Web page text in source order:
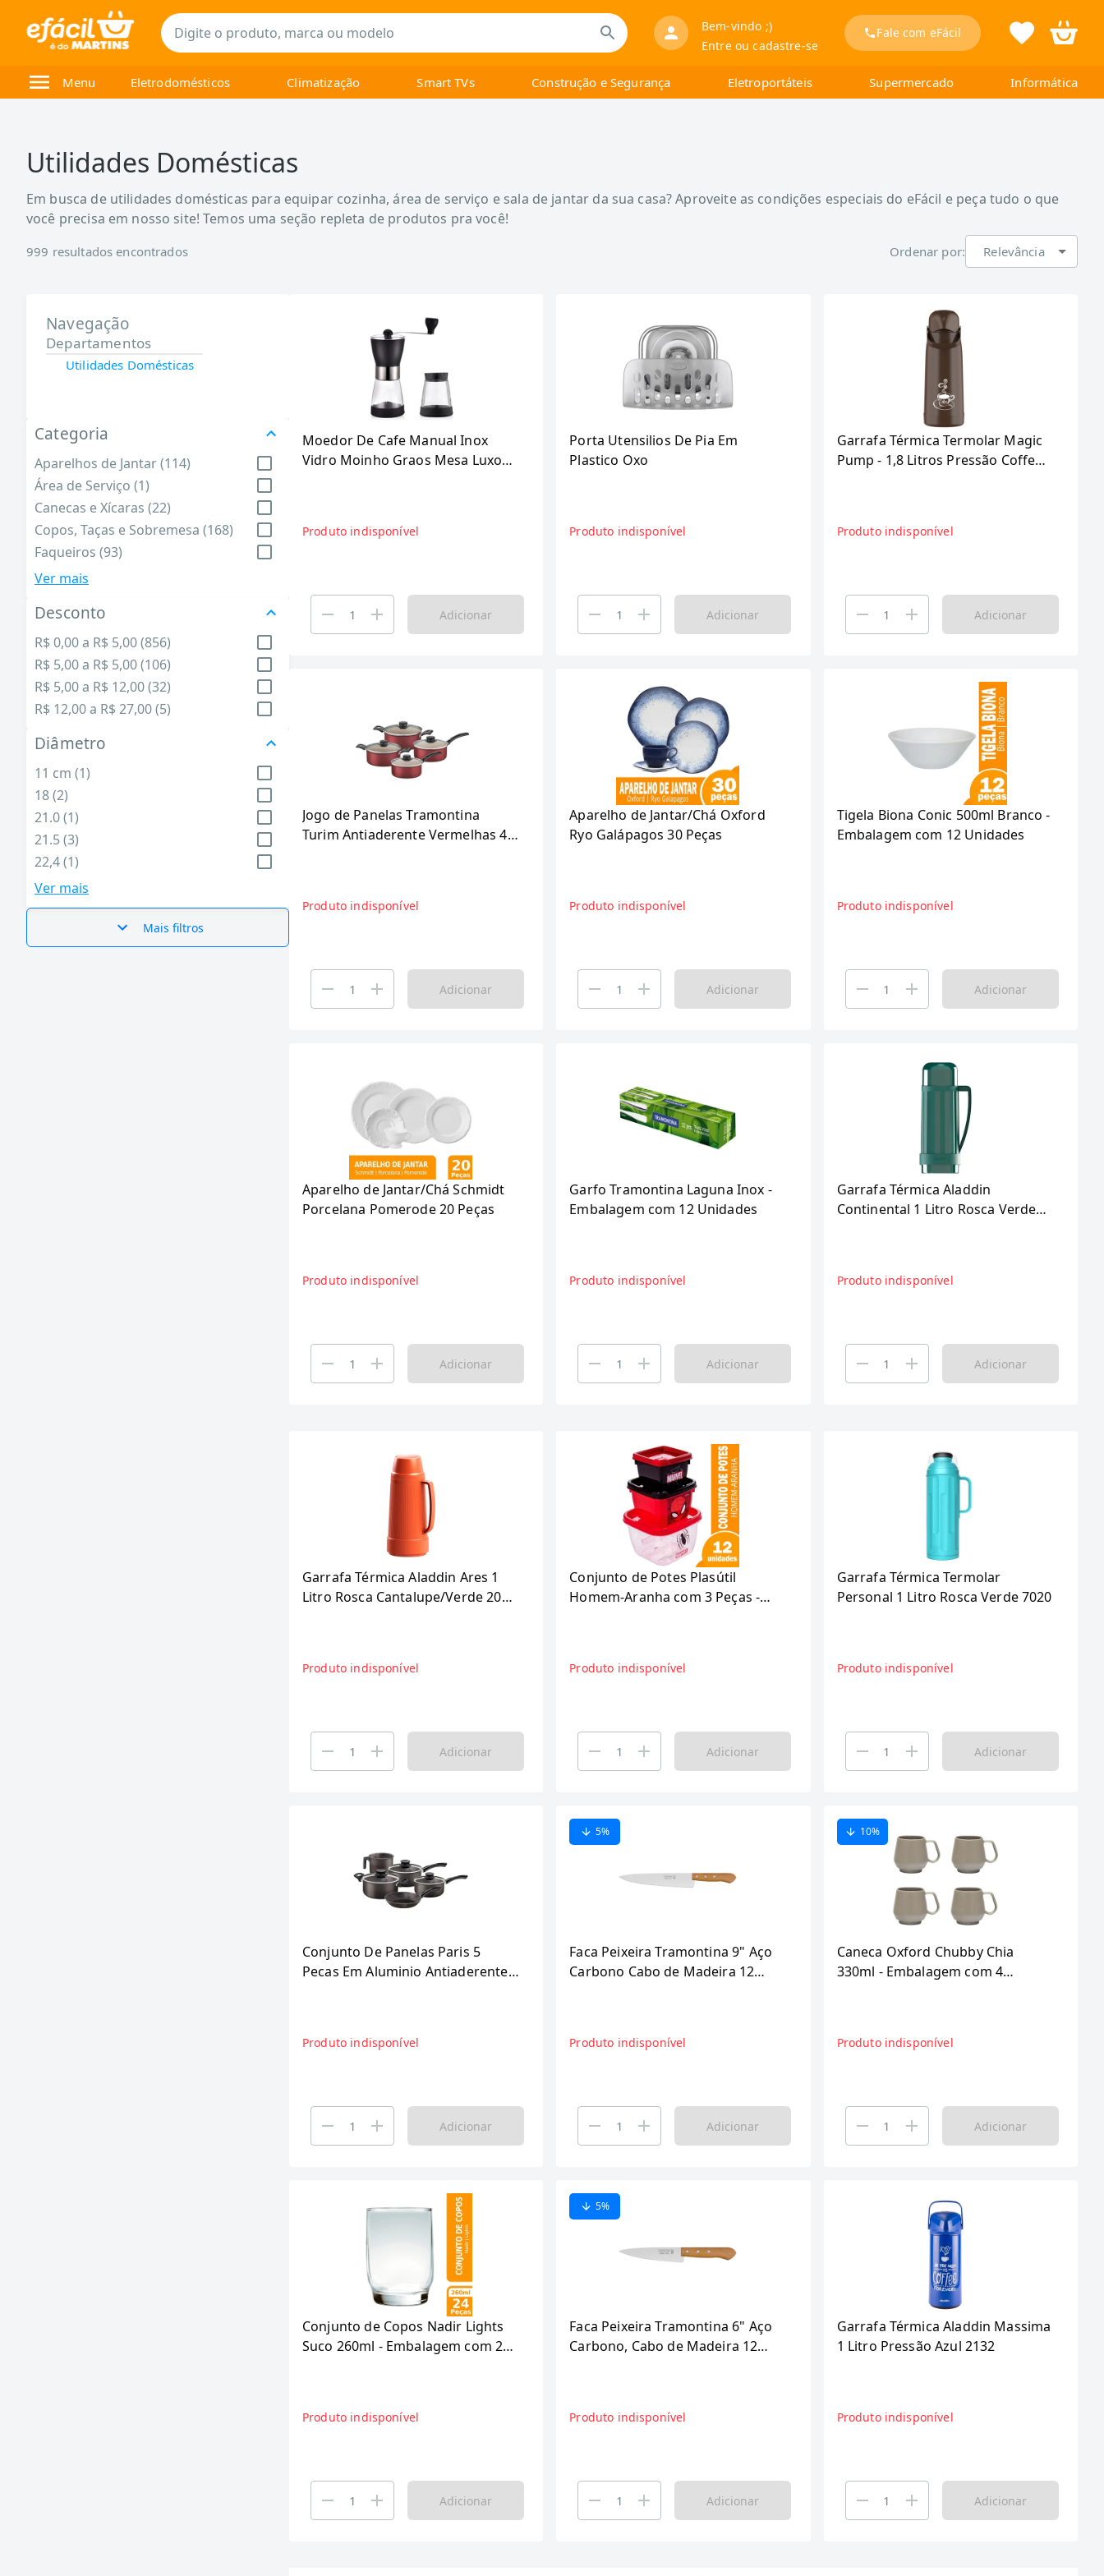
Bem-vindo ;)
Entre ou cadastre-se
Fale com eFácil
Menu Eletrodomésticos Climatização Smart TVs Construção e Segurança Eletroportáteis Supermercado Informática
Utilidades Domésticas
Em busca de utilidades domésticas para equipar cozinha, área de serviço e sala de jantar da sua casa? Aproveite as condições especiais do eFácil e peça tudo o que
você precisa em nosso site! Temos uma seção repleta de produtos pra você!
999 resultados encontrados Ordenar por: Relevância
Navegação
Departamentos
Utilidades Domésticas
Categoria
Aparelhos de Jantar (114)
Área de Serviço (1)
Canecas e Xícaras (22)
Copos, Taças e Sobremesa (168)
Faqueiros (93)
Formas e Assadeiras (46)
Lixeiras (10)
Organizadores e Armazenamento
(26)
Panelas (150)
Utensílios de Churrasco (29)
Utilidades Domésticas (999)
Ver mais
Desconto
R$ 0,00 a R$ 5,00 (856)
R$ 5,00 a R$ 5,00 (106)
R$ 5,00 a R$ 12,00 (32)
R$ 12,00 a R$ 27,00 (5)
Diâmetro
11 cm (1)
18 (2)
21.0 (1)
21.5 (3)
22,4 (1)
22.5 (1)
23.0 (1)
26.0 (2)
Ver mais
Mais filtros
Moedor De Cafe Manual Inox
Vidro Moinho Graos Mesa Luxo
Produto indisponível
Adicionar
Porta Utensilios De Pia Em
Plastico Oxo
Produto indisponível
Adicionar
Garrafa Térmica Termolar Magic
Pump - 1,8 Litros Pressão Coffe
Produto indisponível
Adicionar
Jogo de Panelas Tramontina
Turim Antiaderente Vermelhas 4
Produto indisponível
Adicionar
Aparelho de Jantar/Chá Oxford
Ryo Galápagos 30 Peças
Produto indisponível
Adicionar
Tigela Biona Conic 500ml Branco -
Embalagem com 12 Unidades
Produto indisponível
Adicionar
Aparelho de Jantar/Chá Schmidt
Porcelana Pomerode 20 Peças
Produto indisponível
Adicionar
Garfo Tramontina Laguna Inox -
Embalagem com 12 Unidades
Produto indisponível
Adicionar
Garrafa Térmica Aladdin
Continental 1 Litro Rosca Verde
Produto indisponível
Adicionar
Garrafa Térmica Aladdin Ares 1
Litro Rosca Cantalupe/Verde 2063
Produto indisponível
Adicionar
Conjunto de Potes Plasútil
Homem-Aranha com 3 Peças -
Produto indisponível
Adicionar
Garrafa Térmica Termolar
Personal 1 Litro Rosca Verde 7020
Produto indisponível
Adicionar
Conjunto De Panelas Paris 5
Pecas Em Aluminio Antiaderente
Produto indisponível
Adicionar
5%
Faca Peixeira Tramontina 9" Aço
Carbono Cabo de Madeira 12
Produto indisponível
Adicionar
10%
Caneca Oxford Chubby Chia
330ml - Embalagem com 4
Produto indisponível
Adicionar
Conjunto de Copos Nadir Lights
Suco 260ml - Embalagem com 24
Produto indisponível
Adicionar
5%
Faca Peixeira Tramontina 6" Aço
Carbono, Cabo de Madeira 12
Produto indisponível
Adicionar
Garrafa Térmica Aladdin Massima
1 Litro Pressão Azul 2132
Produto indisponível
Adicionar